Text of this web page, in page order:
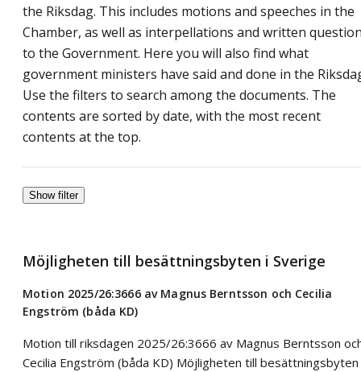
the Riksdag. This includes motions and speeches in the
Chamber, as well as interpellations and written
to the Government. Here you will also find what
government ministers have said and done in the
Use the filters to search among the documents. The
contents are sorted by date, with the most recent
contents at the top.
Show filter
Möjligheten till besättningsbyten i Sverige
Motion 2025/26:3666 av Magnus Berntsson och Cecilia
Engström (båda KD)
Motion till riksdagen 2025/26:3666 av Magnus Berntsson
Cecilia Engström (båda KD) Möjligheten till besättningsbyten